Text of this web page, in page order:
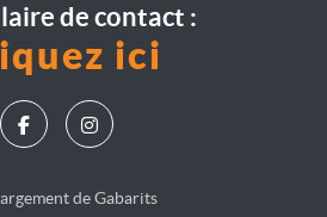
de contact :
ici
de Gabarits